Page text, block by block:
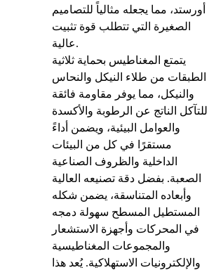
أورستد، مما يجعله مثالياً للتصاميم
الصغيرة التي تتطلب قوة تثبيت
عالية.
يتمتع المغناطيس بحماية ثلاثية
الطبقات من طلاء النيكل والنحاس
والنيكل، مما يوفر مقاومة فائقة
للتآكل الناتج عن الرطوبة والأكسدة
والعوامل البيئية، ويضمن أداءً
مستقرًا في كل من البيئات
الداخلية والظروف الصناعية
الصعبة. بفضل دقة تصنيعه العالية
وأبعاده المتناسقة، يضمن شكله
المستطيل المسطح سهولة دمجه
في المحركات وأجهزة الاستشعار
والمجموعات المغناطيسية
والإلكترونيات الاستهلاكية. يُعد هذا